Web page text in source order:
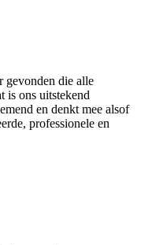
gevonden die alle
is ons uitstekend
en denkt mee alsof
professionele en